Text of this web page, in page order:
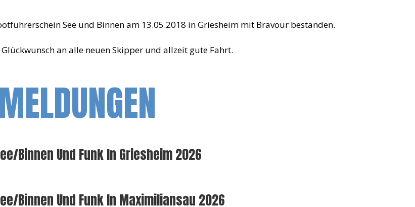
See und Binnen am 13.05.2018 in Griesheim mit Bravour bestanden.
an alle neuen Skipper und allzeit gute Fahrt.
Binnen Und Funk In Griesheim 2026
Binnen Und Funk In Maximiliansau 2026